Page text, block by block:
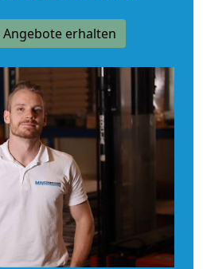
Angebote erhalten